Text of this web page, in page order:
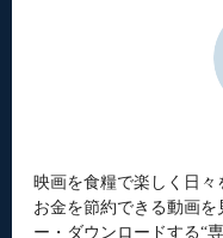
映画を食糧で楽しく日々
お金を節約できる動画
ー・ダウンロードする“